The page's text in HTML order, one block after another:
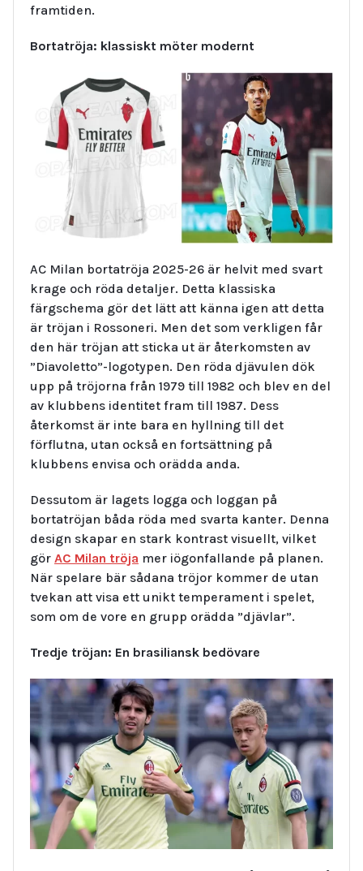
framtiden.
Bortatröja: klassiskt möter modernt
AC Milan bortatröja 2025-26 är helvit med svart
krage och röda detaljer. Detta klassiska
färgschema gör det lätt att känna igen att detta
är tröjan i Rossoneri. Men det som verkligen får
den här tröjan att sticka ut är återkomsten av
”Diavoletto”-logotypen. Den röda djävulen dök
upp på tröjorna från 1979 till 1982 och blev en del
av klubbens identitet fram till 1987. Dess
återkomst är inte bara en hyllning till det
förflutna, utan också en fortsättning på
klubbens envisa och orädda anda.
Dessutom är lagets logga och loggan på
bortatröjan båda röda med svarta kanter. Denna
design skapar en stark kontrast visuellt, vilket
gör AC Milan tröja mer iögonfallande på planen.
När spelare bär sådana tröjor kommer de utan
tvekan att visa ett unikt temperament i spelet,
som om de vore en grupp orädda ”djävlar”.
Tredje tröjan: En brasiliansk bedövare